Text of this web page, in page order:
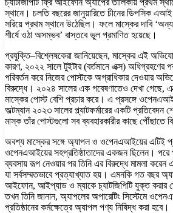
স্থানে। চলতি বছরের জানুয়ারিতে চীনের ডিপসিক এআই
সরিয়ে প্রথম স্থানে উঠেছিল। ফলে মাস্কের দাবি
শীর্ষে ওঠা অসম্ভব’ বাস্তবে ভুল প্রমাণিত হয়েছে।
প্রযুক্তি–বিশ্লেষকেরা জানিয়েছেন, মাস্কের এই
কারণ, ২০২২ সালে টুইটার (বর্তমানে এক্স) অধিগ্রহণের
পরিবর্তন করে নিজের পোস্টকে অগ্রাধিকার দেওয়ার
বিরুদ্ধে। ২০২৪ সালের এক গবেষণাতেও দেখা গেছে,
মাস্কের পোস্ট বেশি প্রচার করে। এ প্রসঙ্গে
অল্টম্যান ২০২৩ সালের প্ল্যাটফর্মারের একটি প্রতিবেদন
মাস্ক তাঁর পোস্টগুলো সব ব্যবহারকারীর কাছে পৌঁছাতে
অবশ্য মাস্কের সঙ্গে অ্যাপল ও ওপেনএআইয়ের এটিই
ওপেনএআইয়ের সহপ্রতিষ্ঠাতাদের একজন ছিলেন। পরে
ব্যবসায় রূপ নেওয়ার পর তিনি এর বিরুদ্ধে মামলা করেন
যা সর্বসম্মতভাবে প্রত্যাখ্যাত হয়। এমনকি গত বছর
আইফোন, আইপ্যাড ও ম্যাকে চ্যাটজিপিটি যুক্ত করার
তখন তিনি জানান, অ্যাপলের অপারেটিং সিস্টেমে
প্রতিষ্ঠানের কর্মক্ষেত্রে অ্যাপল পণ্য নিষিদ্ধ করা হবে।